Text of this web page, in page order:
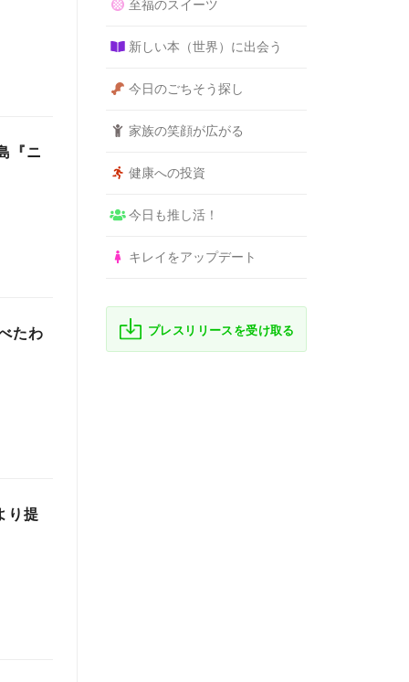
『ニ
たわ
り提
至福のスイーツ
新しい本（世界）に出会う
今日のごちそう探し
家族の笑顔が広がる
健康への投資
今日も推し活！
キレイをアップデート
プレスリリースを受け取る